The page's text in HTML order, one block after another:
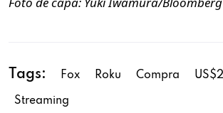
Tags: Fox Roku Compra
Streaming